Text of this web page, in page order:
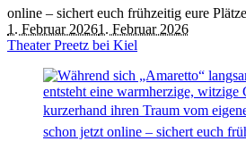
online – sichert euch frühzeitig eure
1. Februar 20261. Februar 2026
Theater Preetz bei Kiel